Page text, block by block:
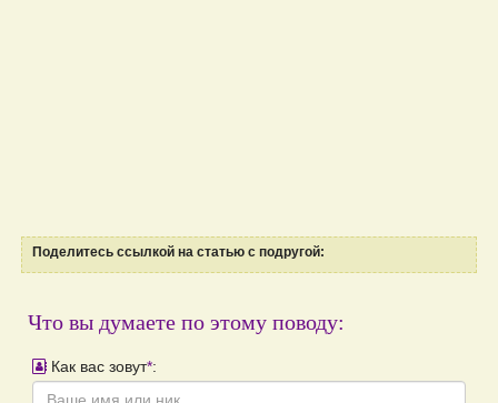
Поделитесь ссылкой на статью с подругой:
Что вы думаете по этому поводу:
Как вас зовут*: